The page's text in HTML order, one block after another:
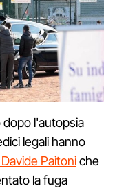
dopo l'autopsia
legali hanno
Davide Paitoniche
la fuga